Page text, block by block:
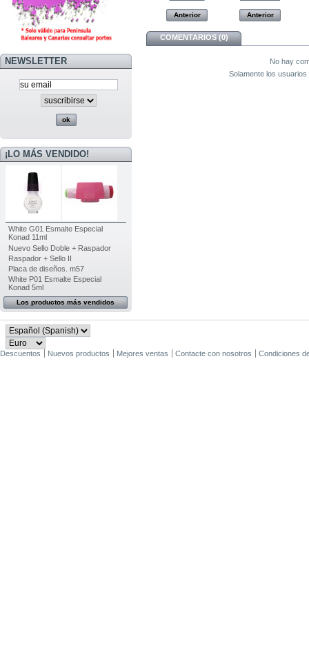
NEWSLETTER
¡LO MÁS VENDIDO!
White G01 Esmalte Especial
Konad 11ml
Nuevo Sello Doble + Raspador
Raspador + Sello II
Placa de diseños. m57
White P01 Esmalte Especial
Konad 5ml
Los productos más vendidos
Anterior Anterior Anterior
COMENTARIOS (0)
No hay
Solamente los
Descuentos Nuevos productos Mejores ventas Contacte con nosotros Condiciones